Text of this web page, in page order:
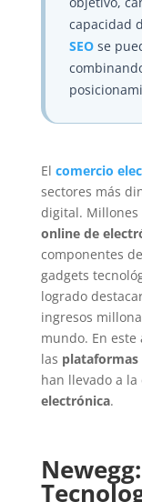
capacidad
SEOse
El comercio
sectores más
digital. Millones
online de
componentes
gadgets
logrado
ingresos
mundo. En
las plataformas
han llevado a la
electrónica.